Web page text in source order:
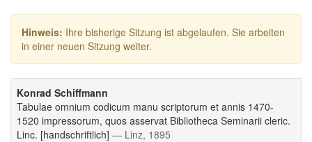
Hinweis: Ihre bisherige Sitzung ist abgelaufen. Sie arbeiten
in einer neuen Sitzung weiter.
Konrad Schiffmann
Tabulae omnium codicum manu scriptorum et annis 1470-
1520 impressorum, quos asservat Bibliotheca Seminarii cleric.
Linc. [handschriftlich] — Linz, 1895